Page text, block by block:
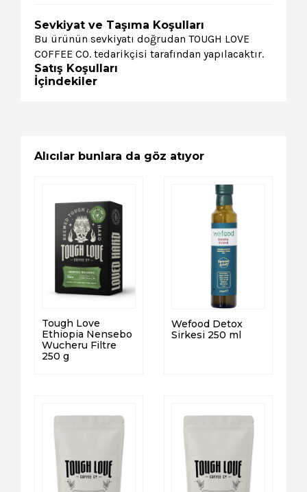
Sevkiyat ve Taşıma Koşulları
Bu ürünün sevkiyatı doğrudan TOUGH LOVE
COFFEE CO. tedarikçisi tarafından yapılacaktır.
Satış Koşulları
İçindekiler
Alıcılar bunlara da göz atıyor
Tough Love
Ethiopia Nensebo
Wucheru Filtre
250 g
Wefood Detox
Sirkesi 250 ml